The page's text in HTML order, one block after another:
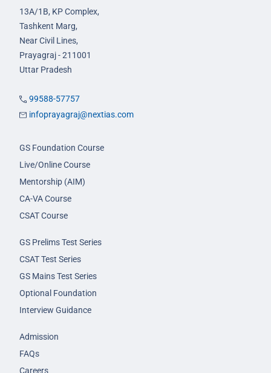
13A/1B, KP Complex,
Tashkent Marg,
Near Civil Lines,
Prayagraj - 211001
Uttar Pradesh
99588-57757
infoprayagraj@nextias.com
GS Foundation Course
Live/Online Course
Mentorship (AIM)
CA-VA Course
CSAT Course
GS Prelims Test Series
CSAT Test Series
GS Mains Test Series
Optional Foundation
Interview Guidance
Admission
FAQs
Careers